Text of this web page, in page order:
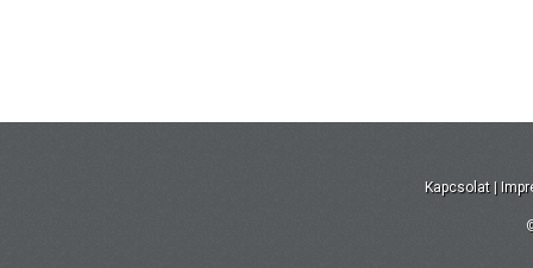
Kapcsolat |